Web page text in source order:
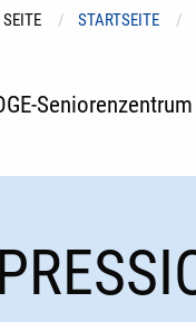
STARTSEITE
Seniorenzentrum